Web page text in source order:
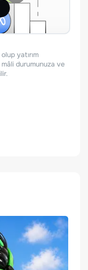
yatırım
mâli durumunuza ve